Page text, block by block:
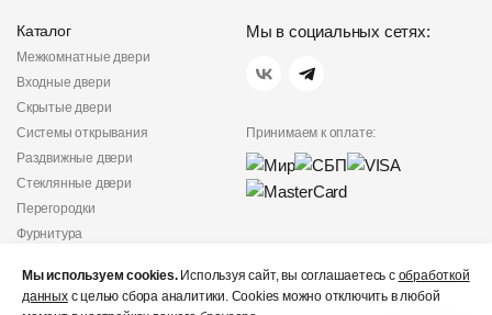
Каталог
Межкомнатные двери
Входные двери
Скрытые двери
Системы открывания
Раздвижные двери
Стеклянные двери
Перегородки
Фурнитура
Мы в социальных сетях:
Принимаем к оплате:
конфиденциальности
Не является публичной
Мы используем cookies.Используя сайт, вы соглашаетесь с обработкой
данныхс целью сбора аналитики. Cookies можно отключить в любой